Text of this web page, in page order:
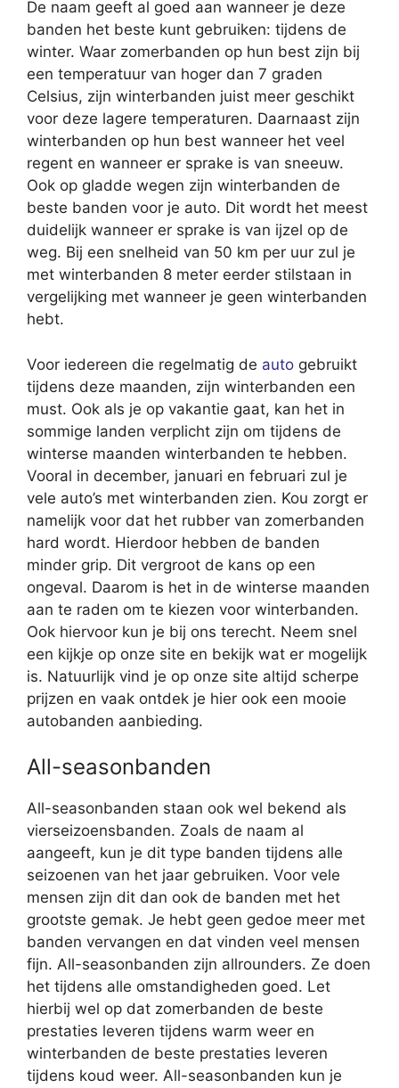
De naam geeft al goed aan wanneer je deze
banden het beste kunt gebruiken: tijdens de
winter. Waar zomerbanden op hun best zijn bij
een temperatuur van hoger dan 7 graden
Celsius, zijn winterbanden juist meer geschikt
voor deze lagere temperaturen. Daarnaast zijn
winterbanden op hun best wanneer het veel
regent en wanneer er sprake is van sneeuw.
Ook op gladde wegen zijn winterbanden de
beste banden voor je auto. Dit wordt het meest
duidelijk wanneer er sprake is van ijzel op de
weg. Bij een snelheid van 50 km per uur zul je
met winterbanden 8 meter eerder stilstaan in
vergelijking met wanneer je geen winterbanden
hebt.
Voor iedereen die regelmatig de auto gebruikt
tijdens deze maanden, zijn winterbanden een
must. Ook als je op vakantie gaat, kan het in
sommige landen verplicht zijn om tijdens de
winterse maanden winterbanden te hebben.
Vooral in december, januari en februari zul je
vele auto’s met winterbanden zien. Kou zorgt er
namelijk voor dat het rubber van zomerbanden
hard wordt. Hierdoor hebben de banden
minder grip. Dit vergroot de kans op een
ongeval. Daarom is het in de winterse maanden
aan te raden om te kiezen voor winterbanden.
Ook hiervoor kun je bij ons terecht. Neem snel
een kijkje op onze site en bekijk wat er mogelijk
is. Natuurlijk vind je op onze site altijd scherpe
prijzen en vaak ontdek je hier ook een mooie
autobanden aanbieding.
All-seasonbanden
All-seasonbanden staan ook wel bekend als
vierseizoensbanden. Zoals de naam al
aangeeft, kun je dit type banden tijdens alle
seizoenen van het jaar gebruiken. Voor vele
mensen zijn dit dan ook de banden met het
grootste gemak. Je hebt geen gedoe meer met
banden vervangen en dat vinden veel mensen
fijn. All-seasonbanden zijn allrounders. Ze doen
het tijdens alle omstandigheden goed. Let
hierbij wel op dat zomerbanden de beste
prestaties leveren tijdens warm weer en
winterbanden de beste prestaties leveren
tijdens koud weer. All-seasonbanden kun je